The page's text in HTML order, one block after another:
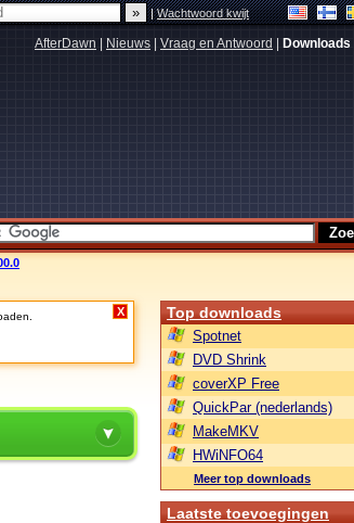
|Wachtwoord kwijt
AfterDawn Nieuws Vraag en Antwoord Downloads
X Top downloads
Spotnet
DVD Shrink
coverXP Free
QuickPar (nederlands)
MakeMKV
HWiNFO64
Meer top downloads
Laatste toevoegingen